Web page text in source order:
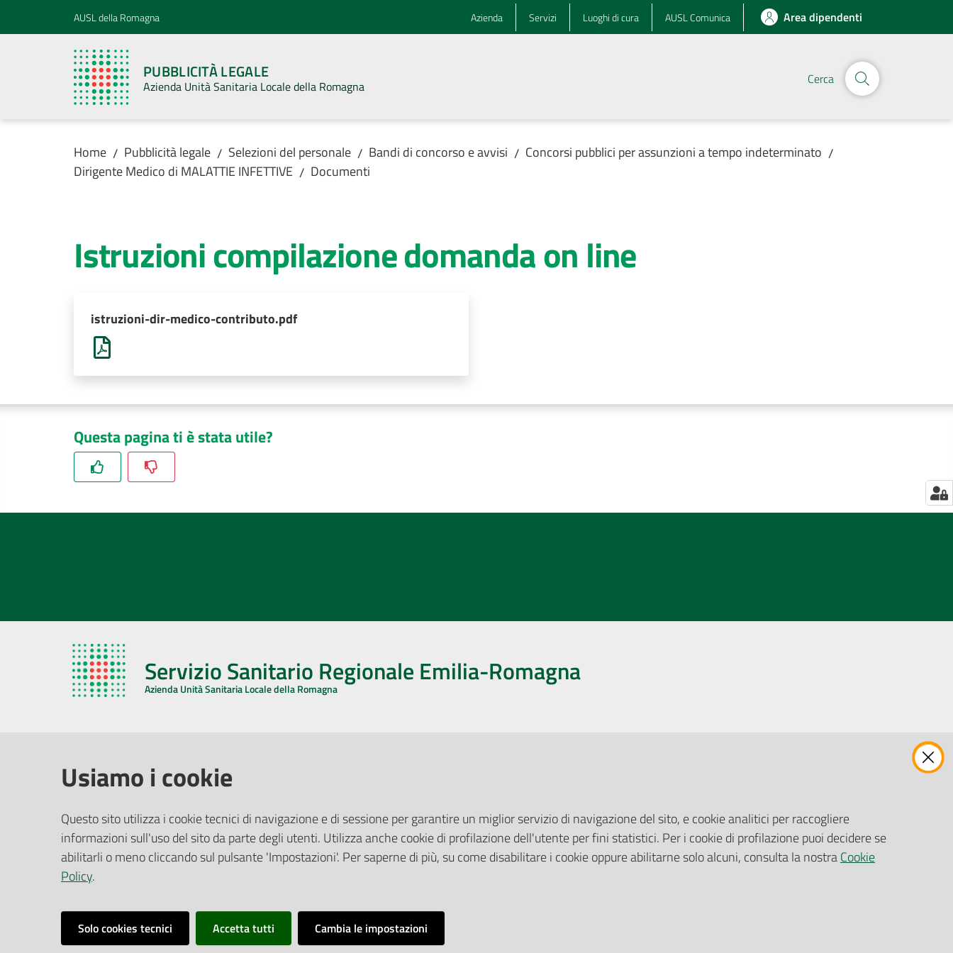
Vai al contenuto
Vai alla navigazioneAUSL della Romagna Azienda Servizi Luoghi di cura AUSL Comunica Area dipendenti
PUBBLICITÀ LEGALE
Azienda Unità Sanitaria Locale della Romagna Cerca
Home / Pubblicità legale / Selezioni del personale / Bandi di concorso e avvisi / Concorsi pubblici per assunzioni a tempo indeterminato /
Dirigente Medico di MALATTIE INFETTIVE / Documenti
Istruzioni compilazione domanda on line
istruzioni-dir-medico-contributo.pdf
Questa pagina ti è stata utile?
Servizio Sanitario Regionale Emilia-Romagna
Azienda Unità Sanitaria Locale della Romagna
Via De Gasperi, 8 - 48121 Ravenna (RA)
CF/P.IVA:02483810392
PEC:
azienda@pec.auslromagna.it
Ufficio Relazioni con il Pubblico
Riferimenti per la Stampa
Pubblicità legale
Albo Pretorio
Privacy Policy
Attuazione Misure PNRR
Gare e Appalti
Richiesta Patrocinio
Usiamo i cookie
Questo sito utilizza i cookie tecnici di navigazione e di sessione per garantire un miglior servizio di navigazione del sito, e cookie analitici per raccogliere
informazioni sull'uso del sito da parte degli utenti. Utilizza anche cookie di profilazione dell'utente per fini statistici. Per i cookie di profilazione puoi decidere se
abilitarli o meno cliccando sul pulsante 'Impostazioni'. Per saperne di più, su come disabilitare i cookie oppure abilitarne solo alcuni, consulta la nostraCookie
Policy.
Solo cookies tecnici Accetta tutti Cambia le impostazioni